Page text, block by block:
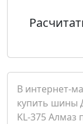
В интернет-
купить шины
KL-375 Алмаз